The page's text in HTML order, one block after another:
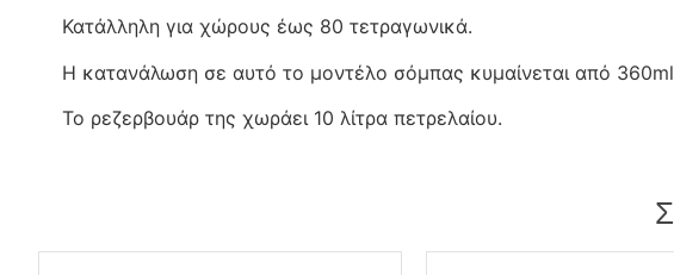
Κατάλληλη για χώρους έως 80 τετραγωνικά.
Η κατανάλωση σε αυτό το μοντέλο σόμπας κυμαίνεται από
Το ρεζερβουάρ της χωράει 10 λίτρα πετρελαίου.